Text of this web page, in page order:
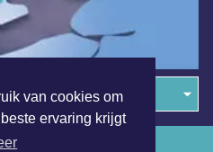
van cookies om
ervaring krijgt